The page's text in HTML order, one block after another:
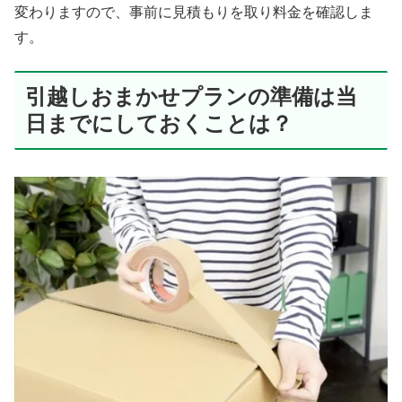
変わりますので、事前に見積もりを取り料金を確認しま
す。
引越しおまかせプランの準備は当
日までにしておくことは？